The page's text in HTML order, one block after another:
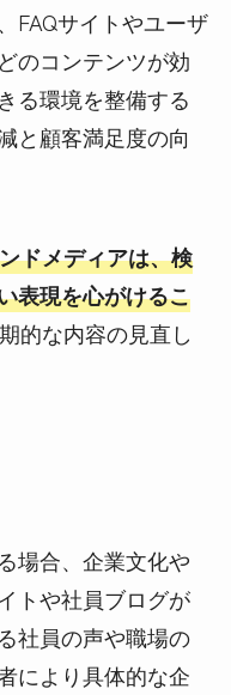
FAQサイトやユーザ
のコンテンツが効
る環境を整備する
と顧客満足度の向
ドメディアは、検
表現を心がけるこ
的な内容の見直し
場合、企業文化や
トや社員ブログが
社員の声や職場の
により具体的な企